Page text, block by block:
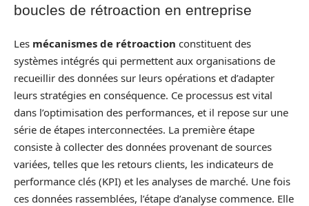
boucles de rétroaction en entreprise
Les mécanismes de rétroaction constituent des
systèmes intégrés qui permettent aux organisations de
recueillir des données sur leurs opérations et d’adapter
leurs stratégies en conséquence. Ce processus est vital
dans l’optimisation des performances, et il repose sur une
série de étapes interconnectées. La première étape
consiste à collecter des données provenant de sources
variées, telles que les retours clients, les indicateurs de
performance clés (KPI) et les analyses de marché. Une fois
ces données rassemblées, l’étape d’analyse commence. Elle